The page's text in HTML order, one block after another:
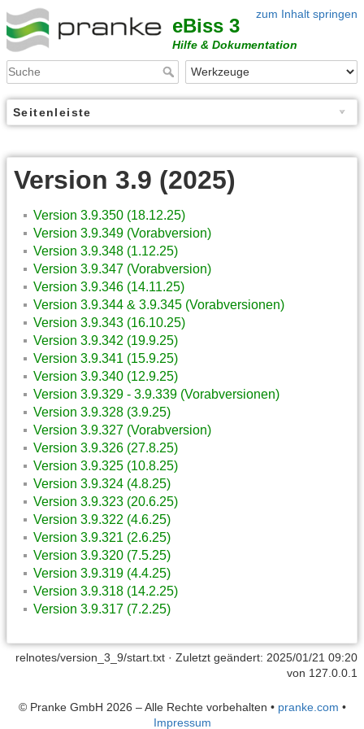
zum Inhalt springen
eBiss 3
Hilfe & Dokumentation
Seitenleiste
Version 3.9 (2025)
Version 3.9.350 (18.12.25)
Version 3.9.349 (Vorabversion)
Version 3.9.348 (1.12.25)
Version 3.9.347 (Vorabversion)
Version 3.9.346 (14.11.25)
Version 3.9.344 & 3.9.345 (Vorabversionen)
Version 3.9.343 (16.10.25)
Version 3.9.342 (19.9.25)
Version 3.9.341 (15.9.25)
Version 3.9.340 (12.9.25)
Version 3.9.329 - 3.9.339 (Vorabversionen)
Version 3.9.328 (3.9.25)
Version 3.9.327 (Vorabversion)
Version 3.9.326 (27.8.25)
Version 3.9.325 (10.8.25)
Version 3.9.324 (4.8.25)
Version 3.9.323 (20.6.25)
Version 3.9.322 (4.6.25)
Version 3.9.321 (2.6.25)
Version 3.9.320 (7.5.25)
Version 3.9.319 (4.4.25)
Version 3.9.318 (14.2.25)
Version 3.9.317 (7.2.25)
relnotes/version_3_9/start.txt · Zuletzt geändert: 2025/01/21 09:20
von 127.0.0.1
© Pranke GmbH 2026 – Alle Rechte vorbehalten • pranke.com •
Impressum